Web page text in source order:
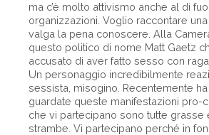
ma c’è molto attivismo anche al di
organizzazioni. Voglio raccontare
valga la pena conoscere. Alla
questo politico di nome Matt Gaetz
accusato di aver fatto sesso con
Un personaggio incredibilmente
sessista, misogino. Recentemente ha
guardate queste manifestazioni pro-
che vi partecipano sono tutte grasse
strambe. Vi partecipano perché in